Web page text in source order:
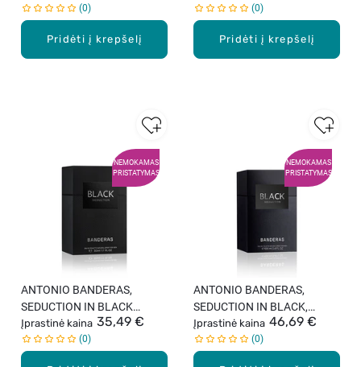
Pridėti į krepšelį
0
Pridėti į krepšelį
0
NEMOKAMAS
PRISTATYMAS
ANTONIO BANDERAS,
SEDUCTION IN BLACK
vyriškas tualetinis vanduo,
50 ml
Įprastinė kaina 35,49 €
0
NEMOKAMAS
PRISTATYMAS
ANTONIO BANDERAS,
SEDUCTION IN BLACK,
vyriškas tualetinis vanduo,
100 ml
Įprastinė kaina 46,69 €
0